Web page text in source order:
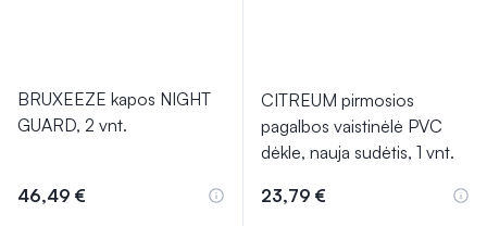
BRUXEEZE kapos NIGHT
GUARD, 2 vnt.
46,49 €
CITREUM pirmosios
pagalbos vaistinėlė PVC
dėkle, nauja sudėtis, 1 vnt.
23,79 €